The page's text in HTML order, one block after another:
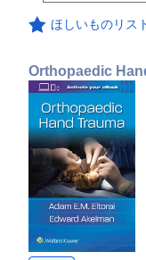
ほしいものリス
Orthopaedic